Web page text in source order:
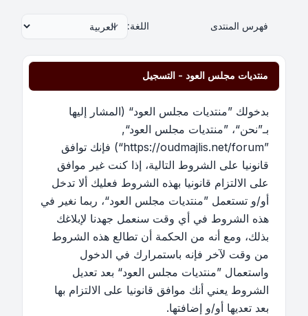
فهرس المنتدى اللغة:
منتديات مجلس العود - التسجيل
بدخولك ”منتديات مجلس العود“ (المشار إليها
بـ”نحن“، ”منتديات مجلس العود“,
”https://oudmajlis.net/forum“) فإنك توافق
قانونيا على الشروط التالية، إذا كنت غير موافق
على الالتزام قانونيا بهذه الشروط فعليك ألا تدخل
أو/و تستعمل ”منتديات مجلس العود“، ربما نغير في
هذه الشروط في أي وقت سنعمل جهدنا لإبلاغك
بذلك، ومع أنه من الحكمة أن تطالع هذه الشروط
من وقت لآخر فإنه باستمرارك في الدخول
واستعمال ”منتديات مجلس العود“ بعد تعديل
الشروط يعني أنك موافق قانونيا على الالتزام بها
بعد تعديها أو/و إضافتها.